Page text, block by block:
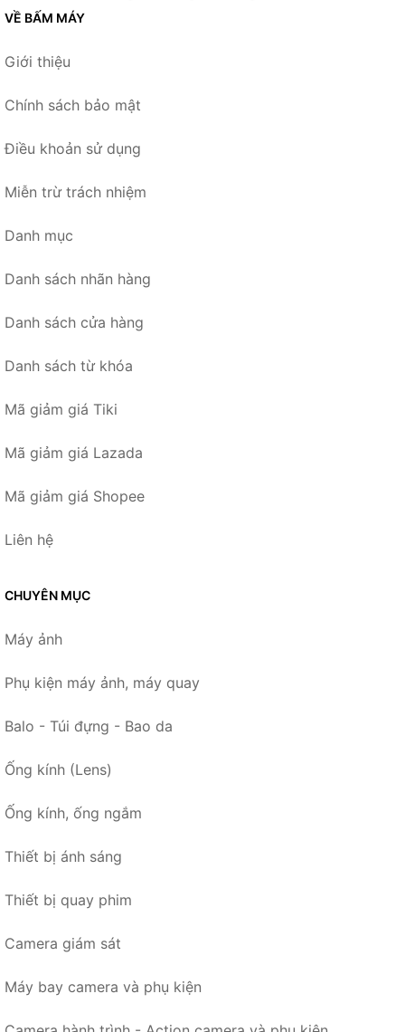
VỀ BẤM MÁY
Giới thiệu
Chính sách bảo mật
Điều khoản sử dụng
Miễn trừ trách nhiệm
Danh mục
Danh sách nhãn hàng
Danh sách cửa hàng
Danh sách từ khóa
Mã giảm giá Tiki
Mã giảm giá Lazada
Mã giảm giá Shopee
Liên hệ
CHUYÊN MỤC
Máy ảnh
Phụ kiện máy ảnh, máy quay
Balo - Túi đựng - Bao da
Ống kính (Lens)
Ống kính, ống ngắm
Thiết bị ánh sáng
Thiết bị quay phim
Camera giám sát
Máy bay camera và phụ kiện